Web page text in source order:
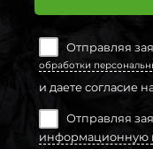
Отправляя
обработки
и даете согласие
Отправляя
информационную